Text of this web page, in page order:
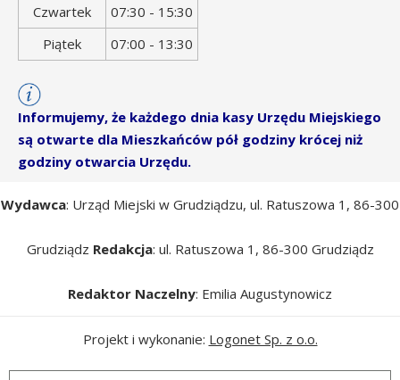
Czwartek
07:30 - 15:30
Piątek
07:00 - 13:30
Informujemy, że każdego dnia kasy Urzędu Miejskiego
są otwarte dla Mieszkańców pół godziny krócej niż
godziny otwarcia Urzędu.
Wydawca: Urząd Miejski w Grudziądzu, ul. Ratuszowa 1, 86-300
Grudziądz Redakcja: ul. Ratuszowa 1, 86-300 Grudziądz
Redaktor Naczelny: Emilia Augustynowicz
Projekt i wykonanie: Logonet Sp. z o.o.